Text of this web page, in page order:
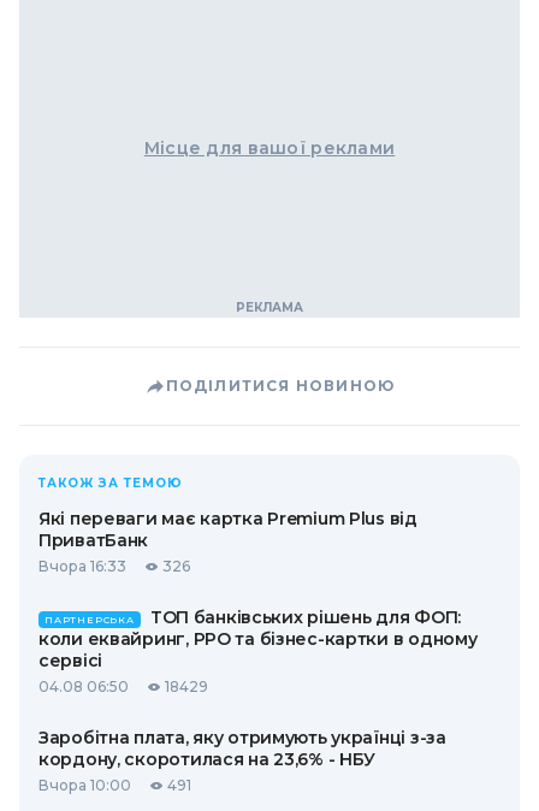
Місце для вашої реклами
ПОДІЛИТИСЯ НОВИНОЮ
ТАКОЖ ЗА ТЕМОЮ
Які переваги має картка Premium Plus від
ПриватБанк
Вчора 16:33 326
ПАРТНЕРСЬКА
ТОП банківських рішень для ФОП:
коли еквайринг, РРО та бізнес-картки в одному
сервісі
04.08 06:50 18429
Заробітна плата, яку отримують українці з-за
кордону, скоротилася на 23,6% - НБУ
Вчора 10:00 491